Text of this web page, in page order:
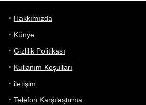
Hakkımızda
Künye
Gizlilik Politikası
Kullanım Koşulları
iletişim
Telefon Karşılaştırma